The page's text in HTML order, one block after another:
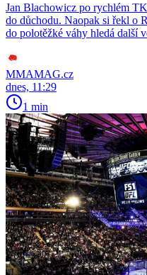
Jan Blachowicz po rychlém
do důchodu. Naopak si řekl o
do polotěžké váhy hledá další
MMAMAG.cz
dnes, 11:29
1 min